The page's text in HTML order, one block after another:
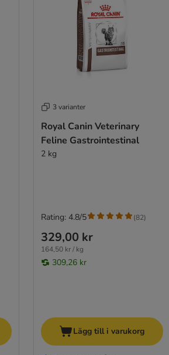
3 varianter
Royal Canin Veterinary
Feline Gastrointestinal
2 kg
329,00 kr
164,50 kr / kg
309,26 kr
Rating: 4.8/5 (82)
Lägg till i varukorg